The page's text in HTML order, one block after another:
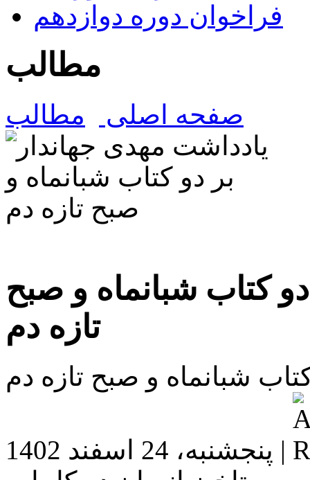
فراخوان دوره دوازدهم
مطالب
صفحه اصلی مطالب
کتاب شبانماه و صبح
تازه دم
شبانماه و صبح تازه دم
پنجشنبه، 24 اسفند 1402 |